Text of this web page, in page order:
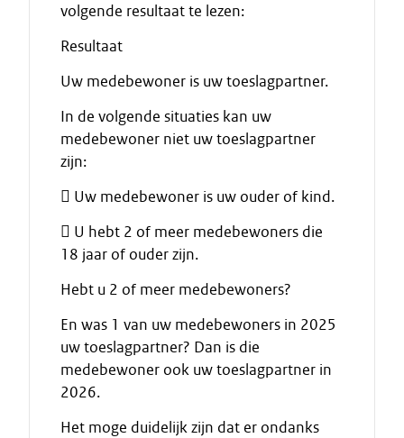
volgende resultaat te lezen:
Resultaat
Uw medebewoner is uw toeslagpartner.
In de volgende situaties kan uw
medebewoner niet uw toeslagpartner
zijn:
 Uw medebewoner is uw ouder of kind.
 U hebt 2 of meer medebewoners die
18 jaar of ouder zijn.
Hebt u 2 of meer medebewoners?
En was 1 van uw medebewoners in 2025
uw toeslagpartner? Dan is die
medebewoner ook uw toeslagpartner in
2026.
Het moge duidelijk zijn dat er ondanks